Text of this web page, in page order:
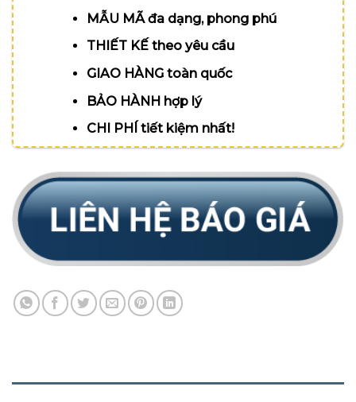
MẪU MÃ đa dạng, phong phú
THIẾT KẾ theo yêu cầu
GIAO HÀNG toàn quốc
BẢO HÀNH hợp lý
CHI PHÍ tiết kiệm nhất!